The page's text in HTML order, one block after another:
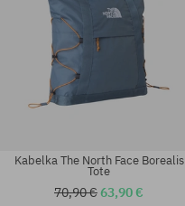
Kabelka The North Face Borealis
Tote
70,90 €63,90 €